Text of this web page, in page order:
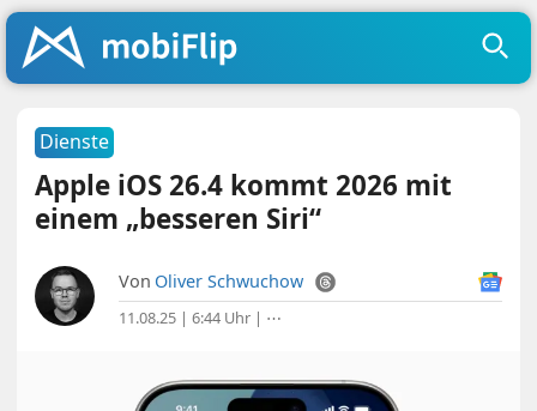
Dienste
Apple iOS 26.4 kommt 2026 mit
einem „besseren Siri“
Von Oliver Schwuchow
11.08.25 | 6:44 Uhr | ⋯